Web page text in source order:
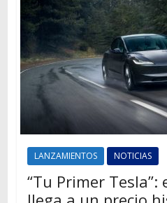
LANZAMIENTOS NOTICIAS
“Tu Primer Tesla”: